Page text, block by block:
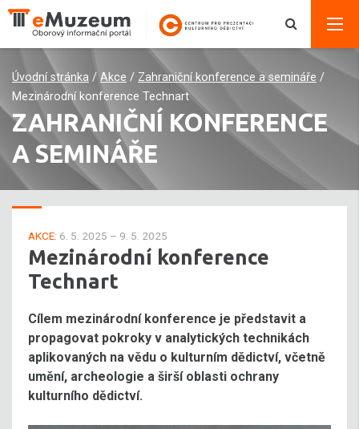
Úvodní stránka / Akce / Zahraniční konference a semináře /
Mezinárodní konference Technart
ZAHRANIČNÍ KONFERENCE
A SEMINÁŘE
AKCE: 6. 5. 2025 – 9. 5. 2025
Mezinárodní konference
Technart
Cílem mezinárodní konference je představit a
propagovat pokroky v analytických technikách
aplikovaných na vědu o kulturním dědictví, včetně
umění, archeologie a širší oblasti ochrany
kulturního dědictví.